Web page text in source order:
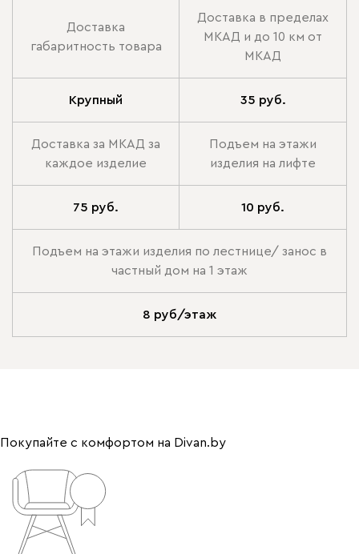
Доставка
габаритность товара
Доставка в пределах
МКАД и до 10 км от
МКАД
Крупный 35 руб.
Доставка за МКАД за
каждое изделие
Подъем на этажи
изделия на лифте
75 руб. 10 руб.
Подъем на этажи изделия по лестнице/ занос в
частный дом на 1 этаж
8 руб/этаж
Покупайте с комфортом на Divan.by